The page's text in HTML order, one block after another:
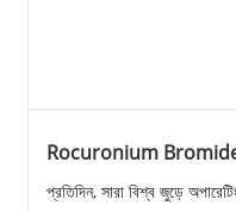
Rocuronium Bromide
প্রতিদিন, সারা বিশ্ব জুড়ে